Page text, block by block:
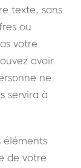
texte, sans
ou
votre
avoir
ne
servira à
éléments
de votre